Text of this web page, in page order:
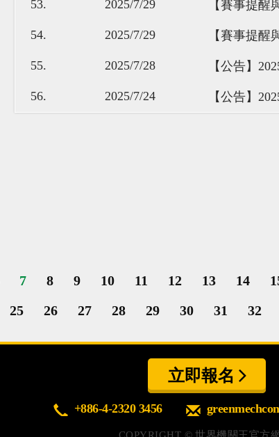
53. 2025/7/29 【賽事提醒
54. 2025/7/29 【賽事提醒
55. 2025/7/28 【公告】
56. 2025/7/24 【公告】
7 8 9 10 11 12 13 14
25
26 27 28 29 30 31 32
立即報名
+886-4-2320 3456